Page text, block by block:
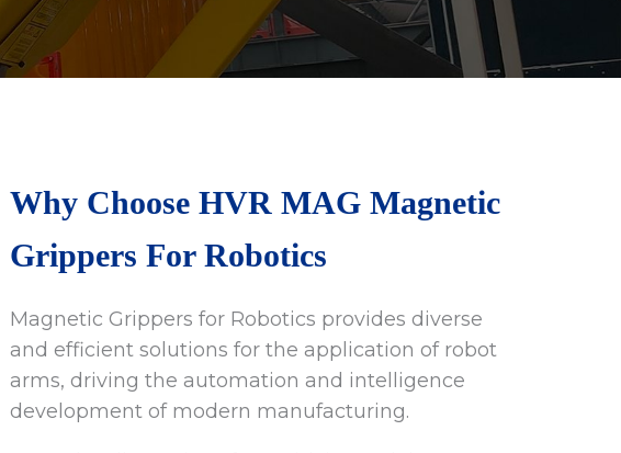
Why Choose HVR MAG Magnetic
Grippers For Robotics
Magnetic Grippers for Robotics provides diverse
and efficient solutions for the application of robot
arms, driving the automation and intelligence
development of modern manufacturing.